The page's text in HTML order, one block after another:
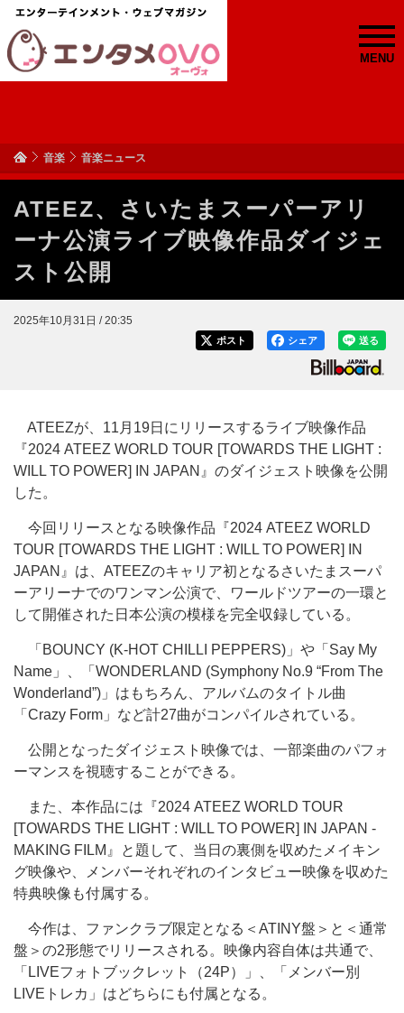
MENU
音楽 音楽ニュース
ATEEZ、さいたまスーパーアリ
ーナ公演ライブ映像作品ダイジェ
スト公開
2025年10月31日 / 20:35
送る
シェア
ポスト
ATEEZが、11月19日にリリースするライブ映像作品
『2024 ATEEZ WORLD TOUR [TOWARDS THE LIGHT :
WILL TO POWER] IN JAPAN』のダイジェスト映像を公開
した。
今回リリースとなる映像作品『2024 ATEEZ WORLD
TOUR [TOWARDS THE LIGHT : WILL TO POWER] IN
JAPAN』は、ATEEZのキャリア初となるさいたまスーパ
ーアリーナでのワンマン公演で、ワールドツアーの一環と
して開催された日本公演の模様を完全収録している。
「BOUNCY (K-HOT CHILLI PEPPERS)」や「Say My
Name」、「WONDERLAND (Symphony No.9 “From The
Wonderland”)」はもちろん、アルバムのタイトル曲
「Crazy Form」など計27曲がコンパイルされている。
公開となったダイジェスト映像では、一部楽曲のパフォ
ーマンスを視聴することができる。
また、本作品には『2024 ATEEZ WORLD TOUR
[TOWARDS THE LIGHT : WILL TO POWER] IN JAPAN -
MAKING FILM』と題して、当日の裏側を収めたメイキン
グ映像や、メンバーそれぞれのインタビュー映像を収めた
特典映像も付属する。
今作は、ファンクラブ限定となる＜ATINY盤＞と＜通常
盤＞の2形態でリリースされる。映像内容自体は共通で、
「LIVEフォトブックレット（24P）」、「メンバー別
LIVEトレカ」はどちらにも付属となる。